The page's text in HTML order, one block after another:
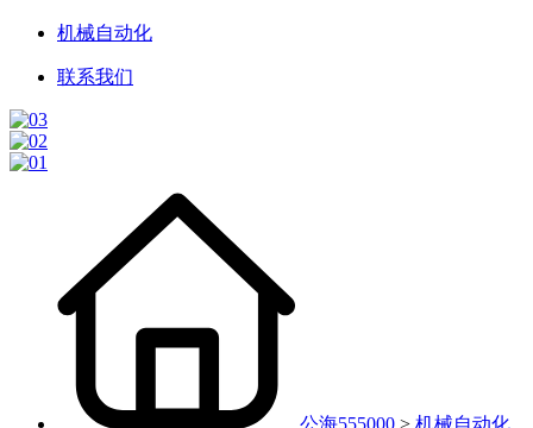
机械自动化
联系我们
公海555000 > 机械自动化